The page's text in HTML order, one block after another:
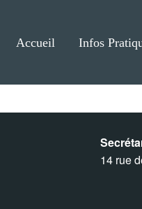
Accueil Infos
14 rue